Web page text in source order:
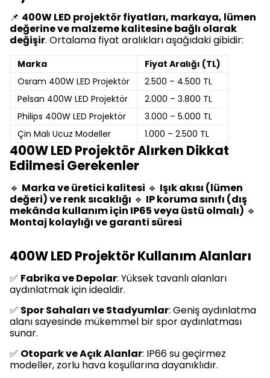
📌 400W LED projektör fiyatları, markaya, lümen
değerine ve malzeme kalitesine bağlı olarak
değişir. Ortalama fiyat aralıkları aşağıdaki gibidir:
Marka
Fiyat Aralığı (TL)
Osram 400W LED Projektör
2.500 – 4.500 TL
Pelsan 400W LED Projektör
2.000 – 3.800 TL
Philips 400W LED Projektör
3.000 – 5.000 TL
Çin Malı Ucuz Modeller
1.000 – 2.500 TL
400W LED Projektör Alırken Dikkat
Edilmesi Gerekenler
🔹 Marka ve üretici kalitesi 🔹 Işık akısı (lümen
değeri) ve renk sıcaklığı 🔹 IP koruma sınıfı (dış
mekânda kullanım için IP65 veya üstü olmalı) 🔹
Montaj kolaylığı ve garanti süresi
400W LED Projektör Kullanım Alanları
✅ Fabrika ve Depolar: Yüksek tavanlı alanları
aydınlatmak için idealdir.
✅ Spor Sahaları ve Stadyumlar: Geniş aydınlatma
alanı sayesinde mükemmel bir spor aydınlatması
sunar.
✅ Otopark ve Açık Alanlar: IP66 su geçirmez
modeller, zorlu hava koşullarına dayanıklıdır.